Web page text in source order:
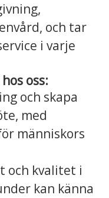
och tar
i varje
oss:
och skapa
med
människors
och kvalitet i
kan känna